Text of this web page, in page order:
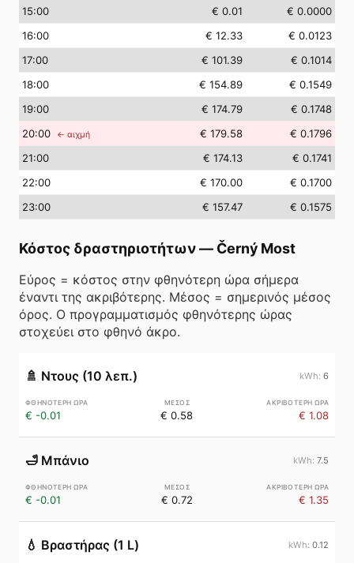
15:00 € 0.01
€ 0.0000
16:00 € 12.33
€ 0.0123
17:00 € 101.39
€ 0.1014
18:00 € 154.89
€ 0.1549
19:00 € 174.79
€ 0.1748
20:00 ← αιχμή € 179.58
€ 0.1796
21:00 € 174.13
€ 0.1741
22:00 € 170.00
€ 0.1700
23:00 € 157.47 € 0.1575
Κόστος δραστηριοτήτων— Černý Most
Εύρος = κόστος στην φθηνότερη ώρα σήμερα
έναντι της ακριβότερης. Μέσος = σημερινός μέσος
όρος. Ο προγραμματισμός φθηνότερης ώρας
στοχεύει στο φθηνό άκρο.
🚿 Ντους (10 λεπ.) 6
€ -0.01 € 0.58 € 1.08
🛁 Μπάνιο 7.5
€ -0.01 € 0.72 € 1.35
💧 Βραστήρας (1 L) 0.12